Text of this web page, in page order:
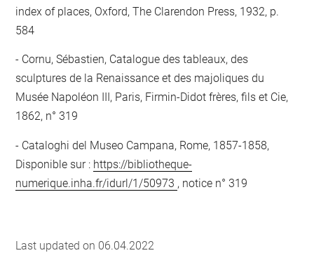
index of places, Oxford, The Clarendon Press, 1932, p.
584
Cornu, Sébastien, Catalogue des tableaux, des
sculptures de la Renaissance et des majoliques du
Musée Napoléon III, Paris, Firmin-Didot frères, fils et Cie,
1862, n° 319
Cataloghi del Museo Campana, Rome, 1857-1858,
Disponible sur : https://bibliotheque-
numerique.inha.fr/idurl/1/50973 , notice n° 319
Last updated on 06.04.2022